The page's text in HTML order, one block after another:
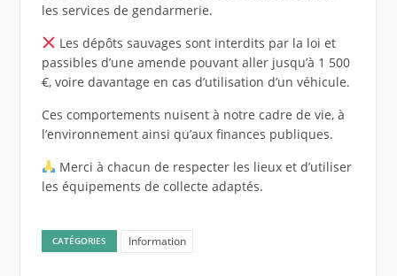
les services de gendarmerie.
Les dépôts sauvages sont interdits par la loi et
passibles d’une amende pouvant aller jusqu’à 1 500
€, voire davantage en cas d’utilisation d’un véhicule.
Ces comportements nuisent à notre cadre de vie, à
l’environnement ainsi qu’aux finances publiques.
Merci à chacun de respecter les lieux et d’utiliser
les équipements de collecte adaptés.
CATÉGORIES Information